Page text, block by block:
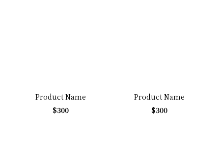
Product Name
$300
Product Name
$300